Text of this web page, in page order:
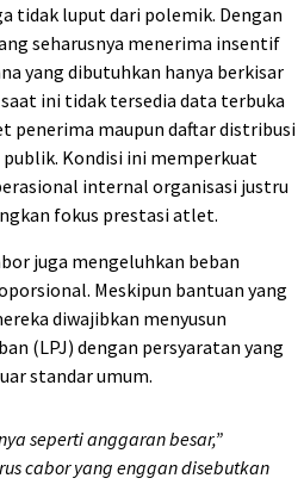
tidak luput dari polemik. Dengan
seharusnya menerima insentif
yang dibutuhkan hanya berkisar
ini tidak tersedia data terbuka
penerima maupun daftar distribusi
Kondisi ini memperkuat
internal organisasi justru
fokus prestasi atlet.
juga mengeluhkan beban
Meskipun bantuan yang
diwajibkan menyusun
(LPJ) dengan persyaratan yang
standar umum.
seperti anggaran besar,”
cabor yang enggan disebutkan